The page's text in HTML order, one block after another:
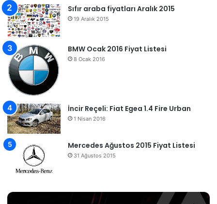
Sıfır araba fiyatları Aralık 2015
19 Aralık 2015
BMW Ocak 2016 Fiyat Listesi
8 Ocak 2016
İncir Reçeli: Fiat Egea 1.4 Fire Urban
1 Nisan 2016
Mercedes Ağustos 2015 Fiyat Listesi
31 Ağustos 2015